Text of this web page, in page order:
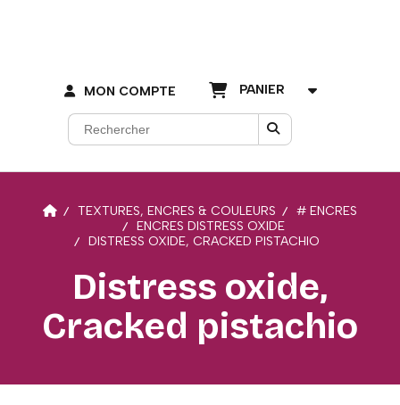
MON COMPTE PANIER
TEXTURES, ENCRES & COULEURS
# ENCRES
ENCRES DISTRESS OXIDE
DISTRESS OXIDE, CRACKED PISTACHIO
Distress oxide,
Cracked pistachio